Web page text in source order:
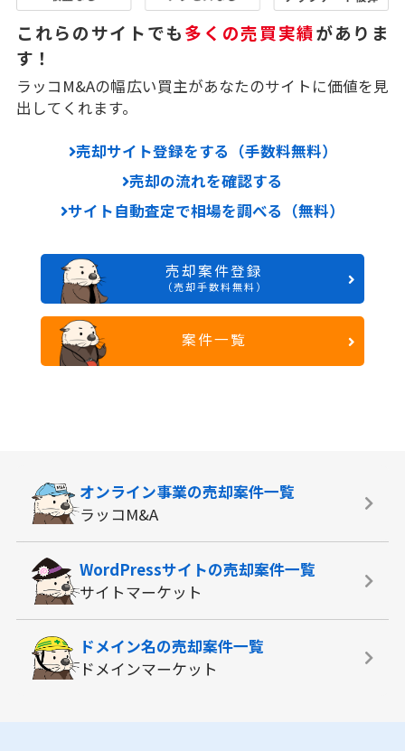
これらのサイトでも多くの売買実績がありま
す！
ラッコM&Aの幅広い買主があなたのサイトに価値を見
出してくれます。
売却サイト登録をする（手数料無料）
売却の流れを確認する
サイト自動査定で相場を調べる（無料）
売却案件登録
（売却手数料無料）
案件一覧
オンライン事業の売却案件一覧
ラッコM&A
WordPressサイトの売却案件一覧
サイトマーケット
ドメイン名の売却案件一覧
ドメインマーケット